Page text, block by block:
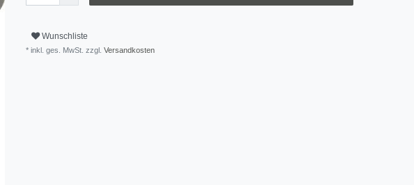
Wunschliste
* inkl. ges. MwSt. zzgl. Versandkosten